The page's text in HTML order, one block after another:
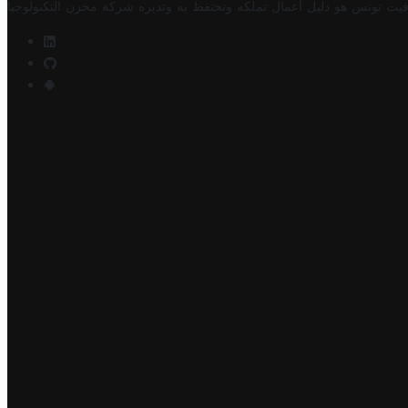
تونس هو دليل أعمال تملكه وتحتفظ به وتديره شركة مخزن التكنولوجيا